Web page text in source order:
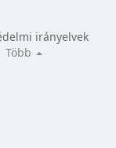
irányelvek
Több